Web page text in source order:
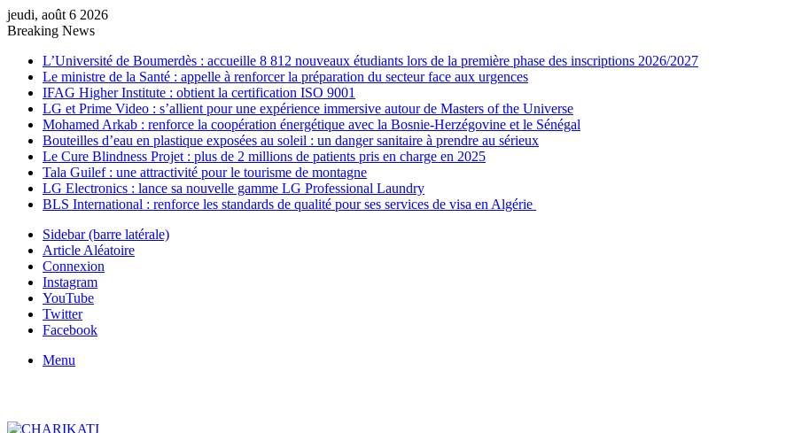
jeudi, août 6 2026
Breaking News
L’Université de Boumerdès : accueille 8 812 nouveaux étudiants lors de la première phase des inscriptions 2026/2027
Le ministre de la Santé : appelle à renforcer la préparation du secteur face aux urgences
IFAG Higher Institute : obtient la certification ISO 9001
LG et Prime Video : s’allient pour une expérience immersive autour de Masters of the Universe
Mohamed Arkab : renforce la coopération énergétique avec la Bosnie-Herzégovine et le Sénégal
Bouteilles d’eau en plastique exposées au soleil : un danger sanitaire à prendre au sérieux
Le Cure Blindness Projet : plus de 2 millions de patients pris en charge en 2025
Tala Guilef : une attractivité pour le tourisme de montagne
LG Electronics : lance sa nouvelle gamme LG Professional Laundry
BLS International : renforce les standards de qualité pour ses services de visa en Algérie
Sidebar (barre latérale)
Article Aléatoire
Connexion
Instagram
YouTube
Twitter
Facebook
Menu